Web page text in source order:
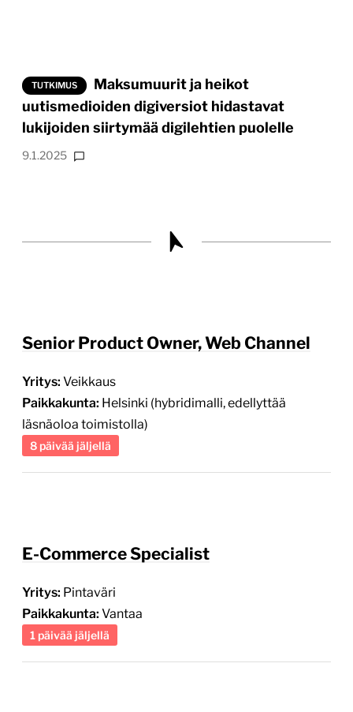
TUTKIMUS
Maksumuurit ja heikot
uutismedioiden digiversiot hidastavat
lukijoiden siirtymää digilehtien puolelle
9.1.2025
Senior Product Owner, Web Channel
Yritys: Veikkaus
Paikkakunta: Helsinki (hybridimalli, edellyttää
läsnäoloa toimistolla)
8 päivää jäljellä
E-Commerce Specialist
Yritys: Pintaväri
Paikkakunta: Vantaa
1 päivää jäljellä